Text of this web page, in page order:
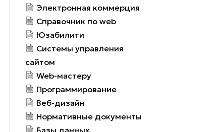
Электронная коммерция
Справочник по web
Юзабилити
Системы управления
сайтом
Web-мастеру
Программирование
Веб-дизайн
Нормативные документы
Базы данных